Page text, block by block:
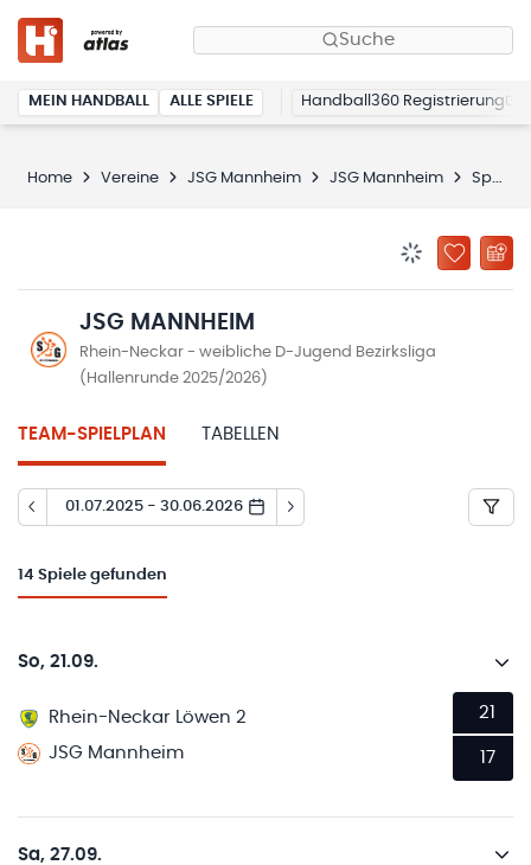
Suche
MEIN HANDBALL ALLE SPIELE Handball360 Registrierung
Home Vereine JSG Mannheim JSG Mannheim Spielplan
ZU
JSG MANNHEIM
Rhein-Neckar - weibliche D-Jugend Bezirksliga
(Hallenrunde 2025/2026)
TEAM-SPIELPLAN TABELLEN
01.07.2025 - 30.06.2026
14 Spiele gefunden
So, 21.09.
Rhein-Neckar Löwen 2
JSG Mannheim
21
17
Sa, 27.09.